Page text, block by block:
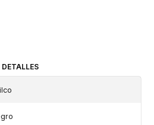
DETALLES